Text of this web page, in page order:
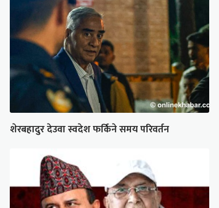
शेरबहादुर देउवा स्वदेश फर्किने समय परिवर्तन